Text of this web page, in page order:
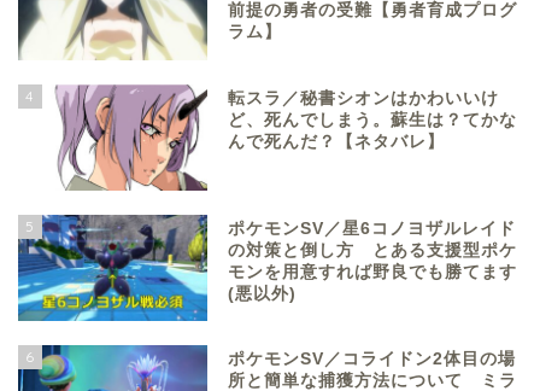
前提の勇者の受難【勇者育成プログ
ラム】
4
転スラ／秘書シオンはかわいいけ
ど、死んでしまう。蘇生は？てかな
んで死んだ？【ネタバレ】
5
ポケモンSV／星6コノヨザルレイド
の対策と倒し方 とある支援型ポケ
モンを用意すれば野良でも勝てます
(悪以外)
6
ポケモンSV／コライドン2体目の場
所と簡単な捕獲方法について ミラ